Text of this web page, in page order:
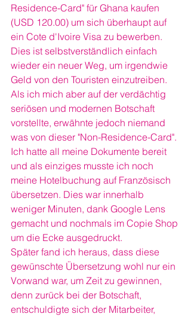
Residence-Card" für Ghana kaufen
(USD 120.00) um sich überhaupt auf
ein Cote d'Ivoire Visa zu bewerben.
Dies ist selbstverständlich einfach
wieder ein neuer Weg, um irgendwie
Geld von den Touristen einzutreiben.
Als ich mich aber auf der verdächtig
seriösen und modernen Botschaft
vorstellte, erwähnte jedoch niemand
was von dieser "Non-Residence-Card".
Ich hatte all meine Dokumente bereit
und als einziges musste ich noch
meine Hotelbuchung auf Französisch
übersetzen. Dies war innerhalb
weniger Minuten, dank Google Lens
gemacht und nochmals im Copie Shop
um die Ecke ausgedruckt.
Später fand ich heraus, dass diese
gewünschte Übersetzung wohl nur ein
Vorwand war, um Zeit zu gewinnen,
denn zurück bei der Botschaft,
entschuldigte sich der Mitarbeiter,